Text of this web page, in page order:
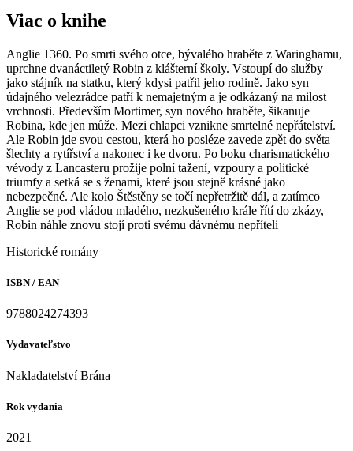
Viac o knihe
Anglie 1360. Po smrti svého otce, bývalého hraběte z Waringhamu,
uprchne dvanáctiletý Robin z klášterní školy. Vstoupí do služby
jako stájník na statku, který kdysi patřil jeho rodině. Jako syn
údajného velezrádce patří k nemajetným a je odkázaný na milost
vrchnosti. Především Mortimer, syn nového hraběte, šikanuje
Robina, kde jen může. Mezi chlapci vznikne smrtelné nepřátelství.
Ale Robin jde svou cestou, která ho posléze zavede zpět do světa
šlechty a rytířství a nakonec i ke dvoru. Po boku charismatického
vévody z Lancasteru prožije polní tažení, vzpoury a politické
triumfy a setká se s ženami, které jsou stejně krásné jako
nebezpečné. Ale kolo Štěstěny se točí nepřetržitě dál, a zatímco
Anglie se pod vládou mladého, nezkušeného krále řítí do zkázy,
Robin náhle znovu stojí proti svému dávnému nepříteli
Historické romány
ISBN / EAN
9788024274393
Vydavateľstvo
Nakladatelství Brána
Rok vydania
2021